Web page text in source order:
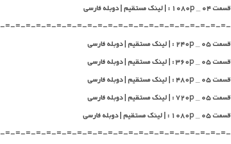
قسمت ۰۴ _ ۱۰۸۰p : | لینک مستقیم | دوبله فارسی
-=-=-=-=-=-=-=-=-=-=-=-=-=-=-=-=-=-=-=-=-=-=-
قسمت ۰۵ _ ۲۴۰p : | لینک مستقیم | دوبله فارسی
قسمت ۰۵ _ ۳۶۰p : | لینک مستقیم | دوبله فارسی
قسمت ۰۵ _ ۴۸۰p : | لینک مستقیم | دوبله فارسی
قسمت ۰۵ _ ۷۲۰p : | لینک مستقیم | دوبله فارسی
قسمت ۰۵ _ ۱۰۸۰p : | لینک مستقیم | دوبله فارسی
-=-=-=-=-=-=-=-=-=-=-=-=-=-=-=-=-=-=-=-=-=-=-